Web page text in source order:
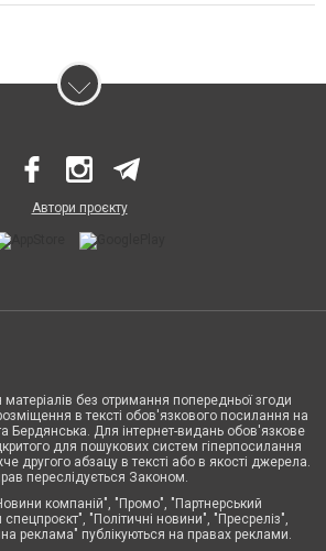
Автори проєкту
без отримання попередньої згоди
в тексті обов'язкового посилання на
Бердянська. Для інтернет-видань обов'язкове
для пошукових систем гіперпосилання
другого абзацу в тексті або в якості джерела.
переслідується Законом.
компаній", "Промо", "Партнерський
"Політичні новини", "Пресреліз",
реклама" публікуються на правах реклами.